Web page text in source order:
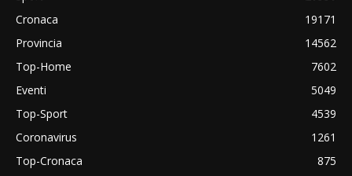
Cronaca
19171
Provincia
14562
Top-Home
7602
Eventi
5049
Top-Sport
4539
Coronavirus
1261
Top-Cronaca
875